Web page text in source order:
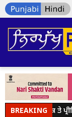
BREAKING
ਪੇਪਰ ਲੀਕ ਤੇ